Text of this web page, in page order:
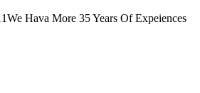
We Hava More 35 Years Of Expeiences